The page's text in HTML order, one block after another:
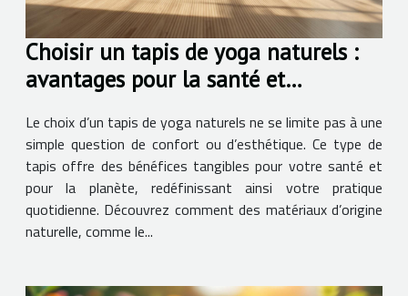
Choisir un tapis de yoga naturels :
avantages pour la santé et
Le choix d’un tapis de yoga naturels ne se limite pas à une
simple question de confort ou d’esthétique. Ce type de
tapis offre des bénéfices tangibles pour votre santé et
pour la planète, redéfinissant ainsi votre pratique
quotidienne. Découvrez comment des matériaux d’origine
naturelle, comme le...